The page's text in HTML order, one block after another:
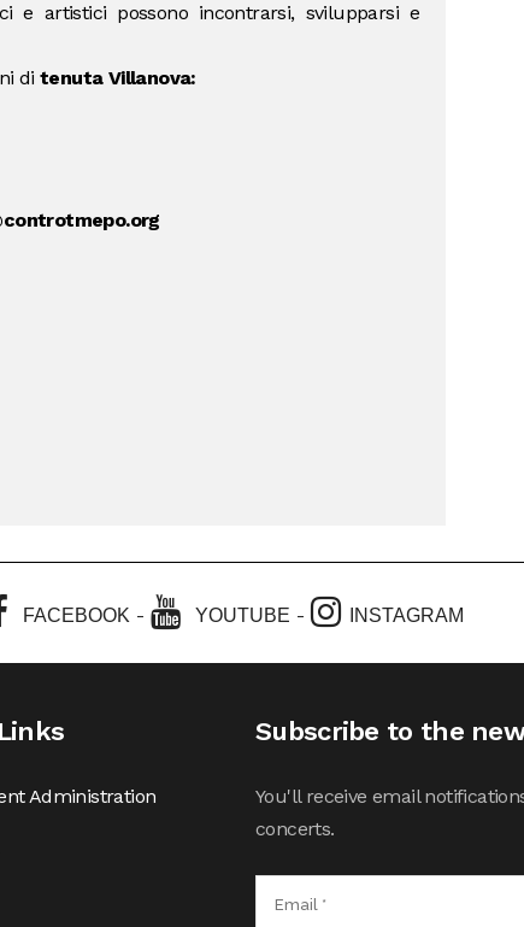
e artistici possono incontrarsi, svilupparsi e
di tenuta Villanova:
FACEBOOK- YOUTUBE - INSTAGRAM
Administration
Subscribe to the
You'll receive email
concerts.